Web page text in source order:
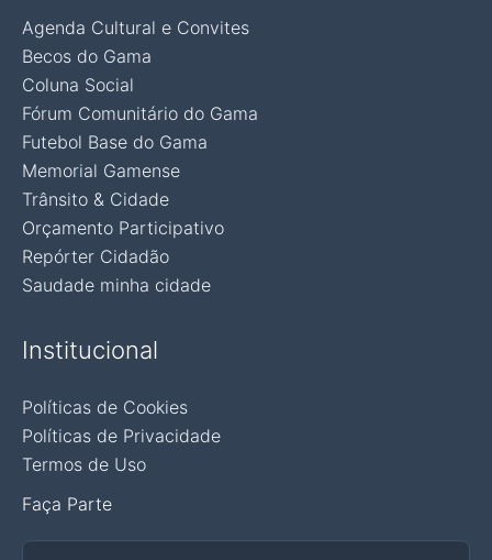
Agenda Cultural e Convites
Becos do Gama
Coluna Social
Fórum Comunitário do Gama
Futebol Base do Gama
Memorial Gamense
Trânsito & Cidade
Orçamento Participativo
Repórter Cidadão
Saudade minha cidade
Institucional
Políticas de Cookies
Políticas de Privacidade
Termos de Uso
Faça Parte